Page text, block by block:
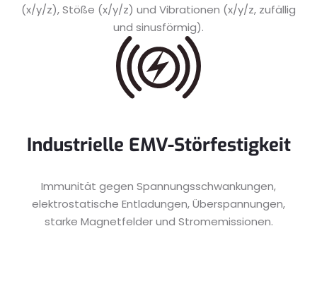
(x/y/z), Stöße (x/y/z) und Vibrationen (x/y/z, zufällig
und sinusförmig).
Industrielle EMV-Störfestigkeit
Immunität gegen Spannungsschwankungen,
elektrostatische Entladungen, Überspannungen,
starke Magnetfelder und Stromemissionen.